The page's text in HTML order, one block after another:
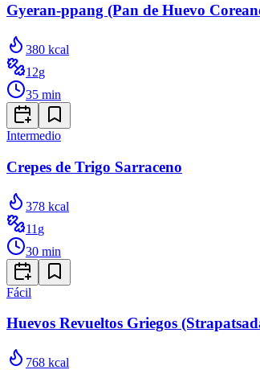
Gyeran-ppang (Pan de Huevo
380 kcal
12g
35 min
Intermedio
Crepes de Trigo Sarraceno
378 kcal
11 g
30 min
Fácil
Huevos Revueltos Griegos
768 kcal